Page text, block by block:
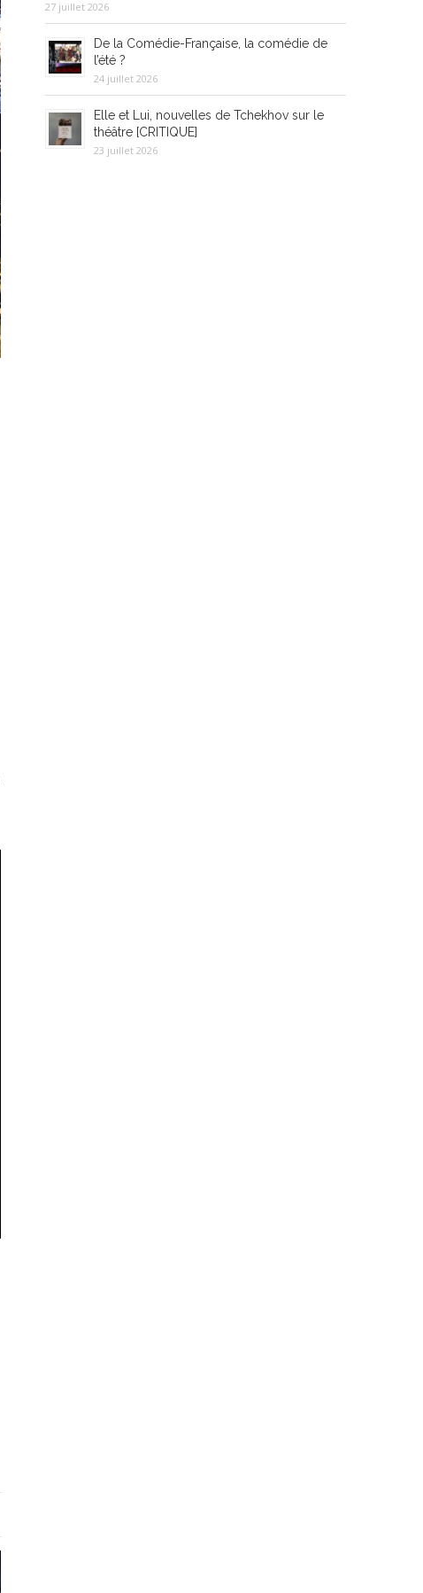
27 juillet 2026
De la Comédie-Française, la comédie de
l’été ?
24 juillet 2026
Elle et Lui, nouvelles de Tchekhov sur le
théâtre [CRITIQUE]
23 juillet 2026